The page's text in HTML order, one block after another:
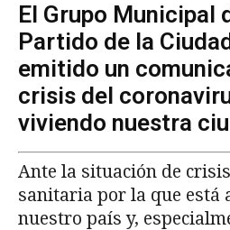
El Grupo Municipal
Partido de la
emitido un
crisis del
viviendo nuestra
Ante la situación de
sanitaria por la que está
nuestro país y,